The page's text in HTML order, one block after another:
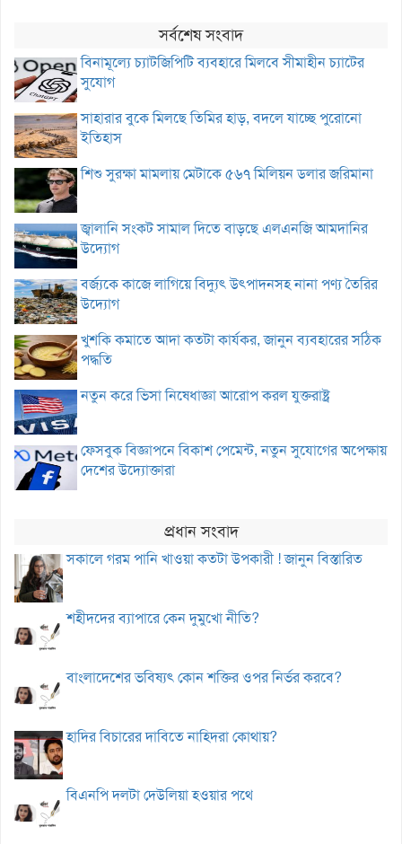
সর্বশেষ সংবাদ
বিনামূল্যে চ্যাটজিপিটি ব্যবহারে মিলবে সীমাহীন চ্যাটের
সুযোগ
সাহারার বুকে মিলছে তিমির হাড়, বদলে যাচ্ছে পুরোনো
ইতিহাস
শিশু সুরক্ষা মামলায় মেটাকে ৫৬৭ মিলিয়ন ডলার জরিমানা
জ্বালানি সংকট সামাল দিতে বাড়ছে এলএনজি আমদানির
উদ্যোগ
বর্জ্যকে কাজে লাগিয়ে বিদ্যুৎ উৎপাদনসহ নানা পণ্য তৈরির
উদ্যোগ
খুশকি কমাতে আদা কতটা কার্যকর, জানুন ব্যবহারের সঠিক
পদ্ধতি
নতুন করে ভিসা নিষেধাজ্ঞা আরোপ করল যুক্তরাষ্ট্র
ফেসবুক বিজ্ঞাপনে বিকাশ পেমেন্ট, নতুন সুযোগের অপেক্ষায়
দেশের উদ্যোক্তারা
প্রধান সংবাদ
সকালে গরম পানি খাওয়া কতটা উপকারী ! জানুন বিস্তারিত
শহীদদের ব্যাপারে কেন দুমুখো নীতি?
বাংলাদেশের ভবিষ্যৎ কোন শক্তির ওপর নির্ভর করবে?
হাদির বিচারের দাবিতে নাহিদরা কোথায়?
বিএনপি দলটা দেউলিয়া হওয়ার পথে